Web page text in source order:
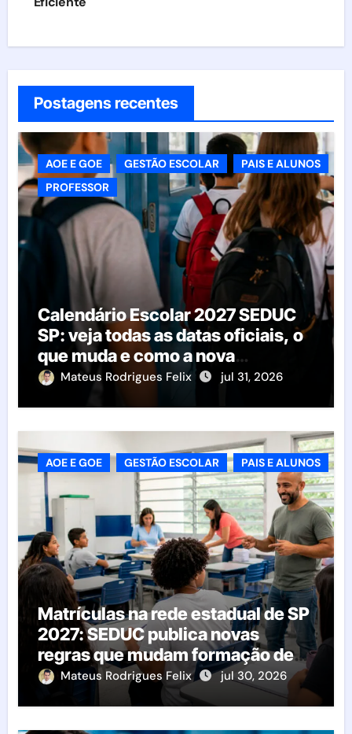
Postagens recentes
AOE E GOE GESTÃO ESCOLAR
PAIS E ALUNOS
PROFESSOR
Calendário Escolar 2027 SEDUC
SP: veja todas as datas oficiais, o
que muda e como a nova
resolução afeta as escolas
Mateus Rodrigues Felix jul 31, 2026
AOE E GOE GESTÃO ESCOLAR PAIS E ALUNOS
Matrículas na rede estadual de SP
2027: SEDUC publica novas
regras que mudam formação de
classes e transferências
Mateus Rodrigues Felix jul 30, 2026